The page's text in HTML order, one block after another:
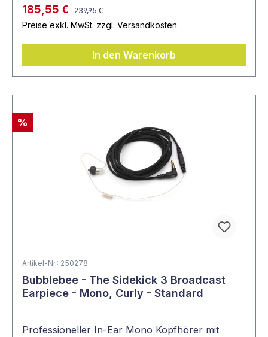
185,55 € 239,95 €
Preise exkl. MwSt. zzgl. Versandkosten
In den Warenkorb
%
Artikel-Nr.: 250278
Bubblebee - The Sidekick 3 Broadcast
Earpiece - Mono, Curly - Standard
Professioneller In-Ear Mono Kopfhörer mit